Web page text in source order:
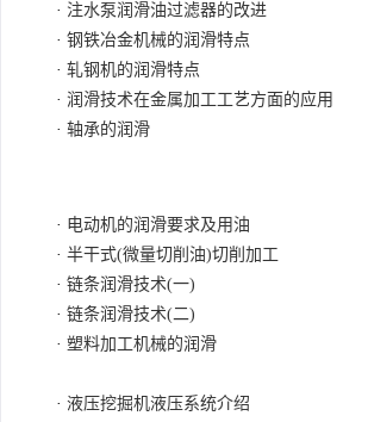
· 注水泵润滑油过滤器的改进
· 钢铁冶金机械的润滑特点
· 轧钢机的润滑特点
· 润滑技术在金属加工工艺方面的应用
· 轴承的润滑
· 电动机的润滑要求及用油
· 半干式(微量切削油)切削加工
· 链条润滑技术(一)
· 链条润滑技术(二)
· 塑料加工机械的润滑
· 液压挖掘机液压系统介绍